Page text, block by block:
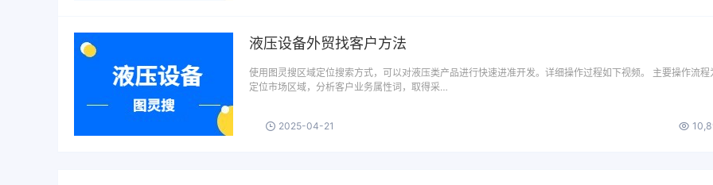
液压设备外贸找客户方法
使用图灵搜区域定位搜索方式，可以对液压类产品进行快速进准开发。详细操作过程如下视频。 主要操作流程
定位市场区域，分析客户业务属性词，取得采…
2025-04-21